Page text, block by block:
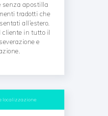
senza apostilla
tradotti che
all’estero.
cliente in tutto il
e
localizzazione